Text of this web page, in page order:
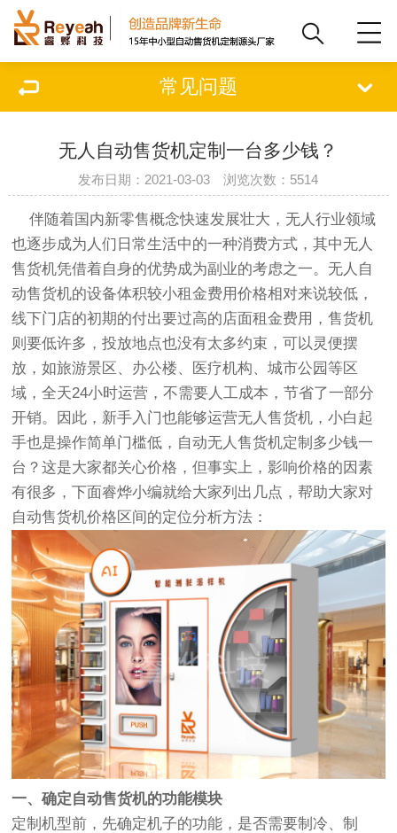
常见问题
无人自动售货机定制一台多少钱？
发布日期：2021-03-03 浏览次数：5514
伴随着国内新零售概念快速发展壮大，无人行业领域
也逐步成为人们日常生活中的一种消费方式，其中无人
售货机凭借着自身的优势成为副业的考虑之一。无人自
动售货机的设备体积较小租金费用价格相对来说较低，
线下门店的初期的付出要过高的店面租金费用，售货机
则要低许多，投放地点也没有太多约束，可以灵便摆
放，如旅游景区、办公楼、医疗机构、城市公园等区
域，全天24小时运营，不需要人工成本，节省了一部分
开销。因此，新手入门也能够运营无人售货机，小白起
手也是操作简单门槛低，自动无人售货机定制多少钱一
台？这是大家都关心价格，但事实上，影响价格的因素
有很多，下面睿烨小编就给大家列出几点，帮助大家对
自动售货机价格区间的定位分析方法：
一、确定自动售货机的功能模块
定制机型前，先确定机子的功能，是否需要制冷、制